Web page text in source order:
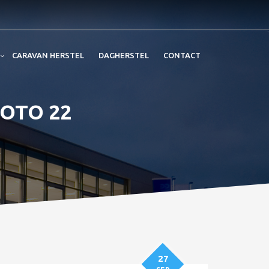
CARAVAN HERSTEL DAGHERSTEL CONTACT
22
27